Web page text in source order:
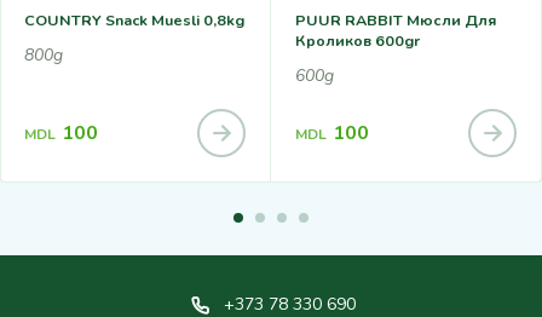
COUNTRY Snack Muesli 0,8kg
800g
MDL 100
PUUR RABBIT Мюсли Для
Кроликов 600gr
600g
MDL 100
+373 78 330 690